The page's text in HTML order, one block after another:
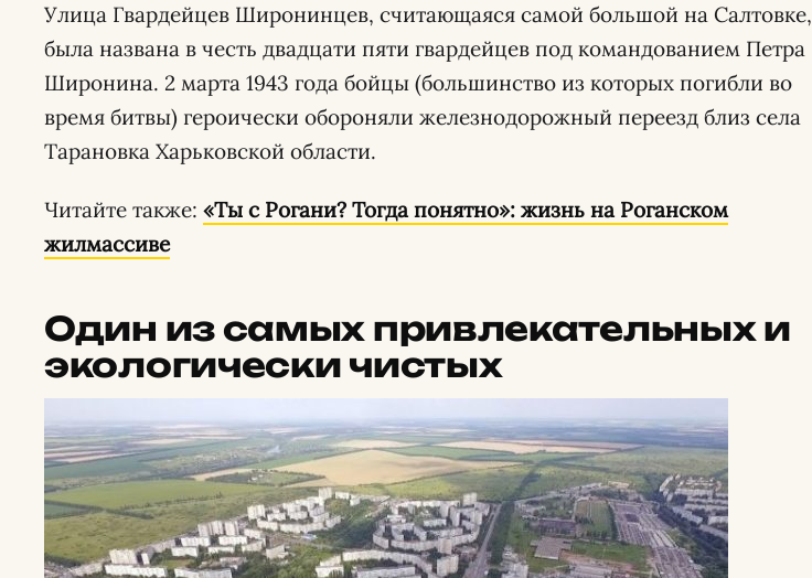
Улица Гвардейцев Широнинцев, считающаяся самой большой на Салтовке,
была названа в честь двадцати пяти гвардейцев под командованием Петра
Широнина. 2 марта 1943 года бойцы (большинство из которых погибли во
время битвы) героически обороняли железнодорожный переезд близ села
Тарановка Харьковской области.
Читайте также: «Ты с Рогани? Тогда понятно»: жизнь на Роганском
жилмассиве
Один из самых привлекательных и
экологически чистых